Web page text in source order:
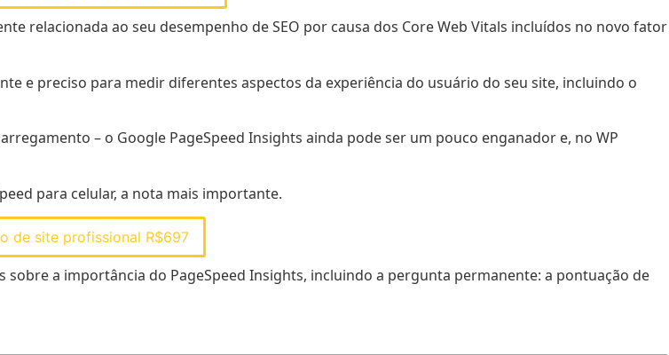
relacionada ao seu desempenho de SEO por causa dos Core Web Vitals incluídos no novo fator
e preciso para medir diferentes aspectos da experiência do usuário do seu site, incluindo o
– o Google PageSpeed ​​Insights ainda pode ser um pouco enganador e, no WP
​​para celular, a nota mais importante.
de site profissional R$697
a importância do PageSpeed ​​Insights, incluindo a pergunta permanente: a pontuação de